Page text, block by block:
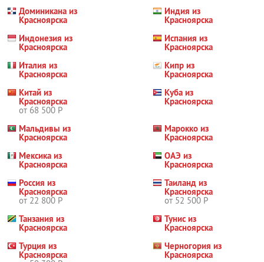
Доминикана из
Красноярска
Индия из
Красноярска
Индонезия из
Красноярска
Испания из
Красноярска
Италия из
Красноярска
Кипр из
Красноярска
Китай из
Красноярска
от 68 500 Р
Куба из
Красноярска
Мальдивы из
Красноярска
Марокко из
Красноярска
Мексика из
Красноярска
ОАЭ из
Красноярска
Россия из
Красноярска
от 22 800 Р
Таиланд из
Красноярска
от 52 500 Р
Танзания из
Красноярска
Тунис из
Красноярска
Турция из
Красноярска
Черногория из
Красноярска